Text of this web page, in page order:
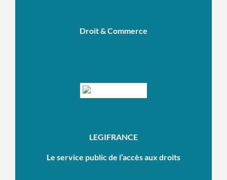
Droit & Commerce
LEGIFRANCE
Le service public de l’accès aux droits